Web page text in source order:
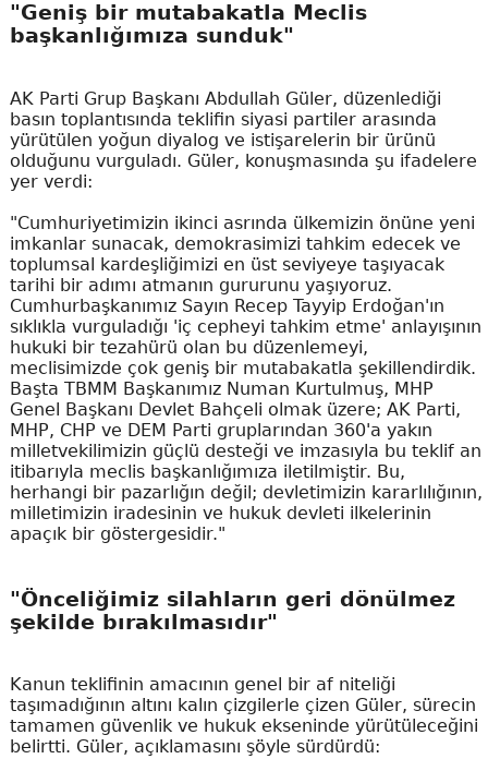
"Geniş bir mutabakatla Meclis
başkanlığımıza sunduk"
AK Parti Grup Başkanı Abdullah Güler, düzenlediği
basın toplantısında teklifin siyasi partiler arasında
yürütülen yoğun diyalog ve istişarelerin bir ürünü
olduğunu vurguladı. Güler, konuşmasında şu ifadelere
yer verdi:
"Cumhuriyetimizin ikinci asrında ülkemizin önüne yeni
imkanlar sunacak, demokrasimizi tahkim edecek ve
toplumsal kardeşliğimizi en üst seviyeye taşıyacak
tarihi bir adımı atmanın gururunu yaşıyoruz.
Cumhurbaşkanımız Sayın Recep Tayyip Erdoğan'ın
sıklıkla vurguladığı 'iç cepheyi tahkim etme' anlayışının
hukuki bir tezahürü olan bu düzenlemeyi,
meclisimizde çok geniş bir mutabakatla şekillendirdik.
Başta TBMM Başkanımız Numan Kurtulmuş, MHP
Genel Başkanı Devlet Bahçeli olmak üzere; AK Parti,
MHP, CHP ve DEM Parti gruplarından 360'a yakın
milletvekilimizin güçlü desteği ve imzasıyla bu teklif an
itibarıyla meclis başkanlığımıza iletilmiştir. Bu,
herhangi bir pazarlığın değil; devletimizin kararlılığının,
milletimizin iradesinin ve hukuk devleti ilkelerinin
apaçık bir göstergesidir."
"Önceliğimiz silahların geri dönülmez
şekilde bırakılmasıdır"
Kanun teklifinin amacının genel bir af niteliği
taşımadığının altını kalın çizgilerle çizen Güler, sürecin
tamamen güvenlik ve hukuk ekseninde yürütüleceğini
belirtti. Güler, açıklamasını şöyle sürdürdü: